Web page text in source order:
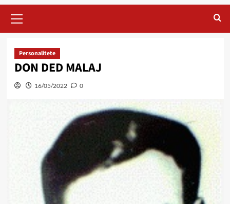
Menu
Personalitete
DON DED MALAJ
16/05/2022 0